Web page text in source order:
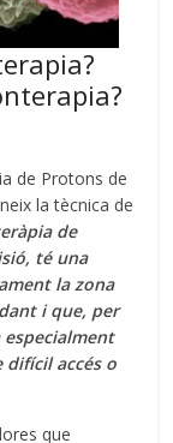
de Protons de
la tècnica de
de
té una
la zona
i que, per
accés o
que